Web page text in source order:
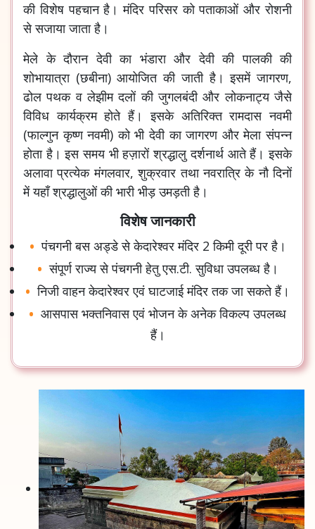
की विशेष पहचान है। मंदिर परिसर को पताकाओं और रोशनी
से सजाया जाता है।
मेले के दौरान देवी का भंडारा और देवी की पालकी की
शोभायात्रा (छबीना) आयोजित की जाती है। इसमें जागरण,
ढोल पथक व लेझीम दलों की जुगलबंदी और लोकनाट्य जैसे
विविध कार्यक्रम होते हैं। इसके अतिरिक्त रामदास नवमी
(फाल्गुन कृष्ण नवमी) को भी देवी का जागरण और मेला संपन्न
होता है। इस समय भी हज़ारों श्रद्धालु दर्शनार्थ आते हैं। इसके
अलावा प्रत्येक मंगलवार, शुक्रवार तथा नवरात्रि के नौ दिनों
में यहाँ श्रद्धालुओं की भारी भीड़ उमड़ती है।
विशेष जानकारी
पंचगनी बस अड्डे से केदारेश्वर मंदिर 2 किमी दूरी पर है।
संपूर्ण राज्य से पंचगनी हेतु एस.टी. सुविधा उपलब्ध है।
निजी वाहन केदारेश्वर एवं घाटजाई मंदिर तक जा सकते हैं।
आसपास भक्तनिवास एवं भोजन के अनेक विकल्प उपलब्ध
हैं।